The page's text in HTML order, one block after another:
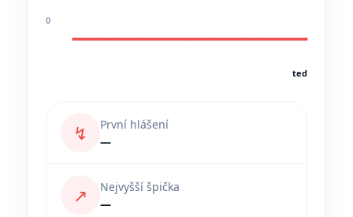
0
teď
↯
První hlášení
—
↗
Nejvyšší špička
—